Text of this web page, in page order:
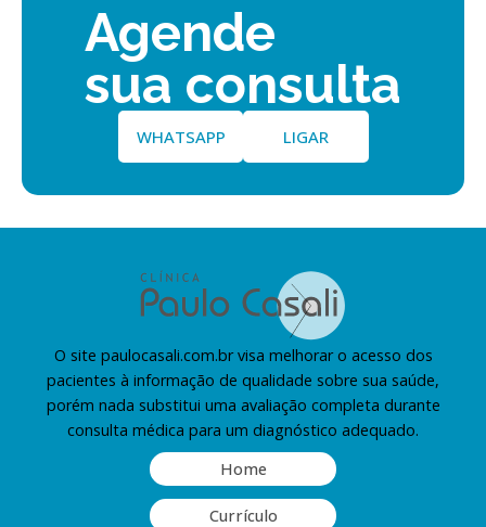
Agende
sua consulta
WHATSAPP LIGAR
O site paulocasali.com.br visa melhorar o acesso dos
pacientes à informação de qualidade sobre sua saúde,
porém nada substitui uma avaliação completa durante
consulta médica para um diagnóstico adequado.
Home
Currículo